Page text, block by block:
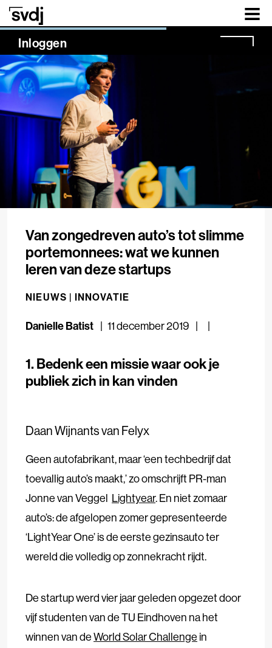
Naar hoofdinhoud
Inloggen
NaN%
Van zongedreven auto’s tot slimme
portemonnees: wat we kunnen
leren van deze startups
NIEUWS | INNOVATIE
Danielle Batist 11 december 2019
1. Bedenk een missie waar ook je
publiek zich in kan vinden
Daan Wijnants van Felyx
Geen autofabrikant, maar ‘een techbedrijf dat
toevallig auto’s maakt,’ zo omschrijft PR-man
Jonne van Veggel Lightyear. En niet zomaar
auto’s: de afgelopen zomer gepresenteerde
‘LightYear One’ is de eerste gezinsauto ter
wereld die volledig op zonnekracht rijdt.
De startup werd vier jaar geleden opgezet door
vijf studenten van de TU Eindhoven na het
winnen van deWorld Solar Challenge in